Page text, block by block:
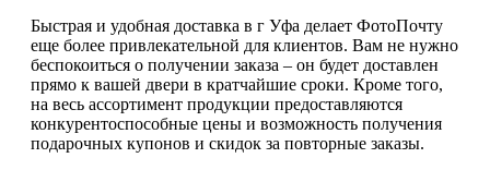
Быстрая и удобная доставка в г Уфа делает ФотоПочту
еще более привлекательной для клиентов. Вам не нужно
беспокоиться о получении заказа – он будет доставлен
прямо к вашей двери в кратчайшие сроки. Кроме того,
на весь ассортимент продукции предоставляются
конкурентоспособные цены и возможность получения
подарочных купонов и скидок за повторные заказы.